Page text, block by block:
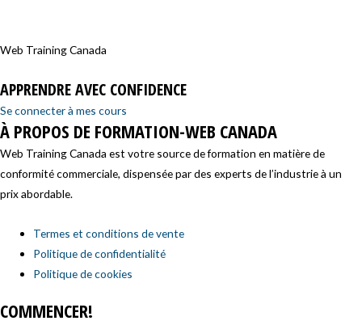
Web Training Canada
APPRENDRE AVEC CONFIDENCE
Se connecter à mes cours
À PROPOS DE FORMATION-WEB CANADA
Web Training Canada est votre source de formation en matière de
conformité commerciale, dispensée par des experts de l’industrie à un
prix abordable.
Termes et conditions de vente
Politique de confidentialité
Politique de cookies
COMMENCER!